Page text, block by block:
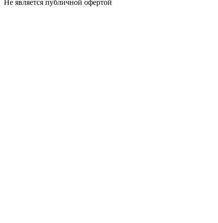
Не является публичной офертой